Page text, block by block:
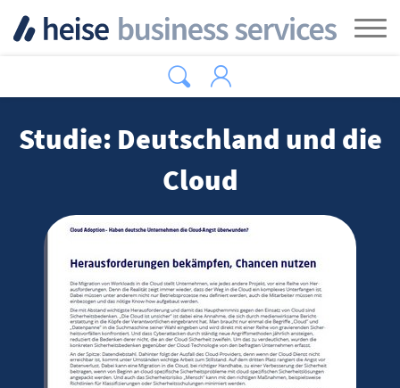
Studie: Deutschland und die
Cloud